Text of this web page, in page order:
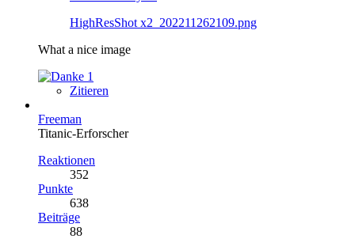
HighResShot x2_202211262109.png
What a nice image
1
Zitieren
Freeman
Titanic-Erforscher
Reaktionen
352
Punkte
638
Beiträge
88